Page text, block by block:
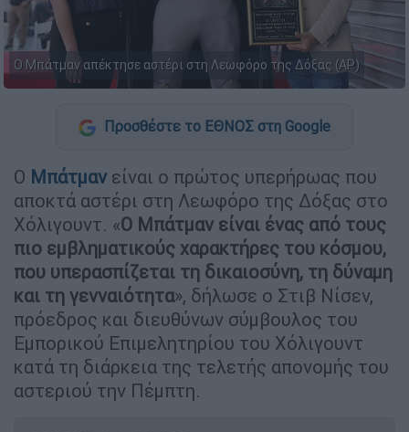
Ο Μπάτμαν απέκτησε αστέρι στη Λεωφόρο της Δόξας (AP)
Προσθέστε το ΕΘΝΟΣ στη Google
Ο Μπάτμαν είναι ο πρώτος υπερήρωας που
αποκτά αστέρι στη Λεωφόρο της Δόξας στο
Χόλιγουντ. «Ο Μπάτμαν είναι ένας από τους
πιο εμβληματικούς χαρακτήρες του κόσμου,
που υπερασπίζεται τη δικαιοσύνη, τη δύναμη
και τη γενναιότητα», δήλωσε ο Στιβ Νίσεν,
πρόεδρος και διευθύνων σύμβουλος του
Εμπορικού Επιμελητηρίου του Χόλιγουντ
κατά τη διάρκεια της τελετής απονομής του
αστεριού την Πέμπτη.